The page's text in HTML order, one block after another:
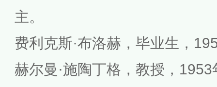
主。
费利克斯·布洛赫，毕业生，
赫尔曼·施陶丁格，教授，